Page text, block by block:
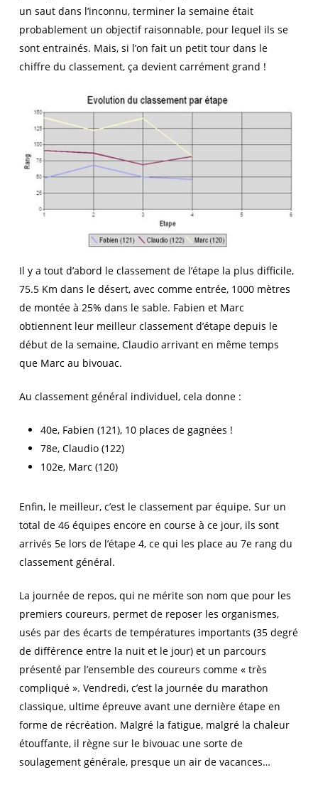
un saut dans l’inconnu, terminer la semaine était
probablement un objectif raisonnable, pour lequel ils se
sont entrainés. Mais, si l’on fait un petit tour dans le
chiffre du classement, ça devient carrément grand !
Il y a tout d’abord le classement de l’étape la plus difficile,
75.5 Km dans le désert, avec comme entrée, 1000 mètres
de montée à 25% dans le sable. Fabien et Marc
obtiennent leur meilleur classement d’étape depuis le
début de la semaine, Claudio arrivant en même temps
que Marc au bivouac.
Au classement général individuel, cela donne :
40e, Fabien (121), 10 places de gagnées !
78e, Claudio (122)
102e, Marc (120)
Enfin, le meilleur, c’est le classement par équipe. Sur un
total de 46 équipes encore en course à ce jour, ils sont
arrivés 5e lors de l’étape 4, ce qui les place au 7e rang du
classement général.
La journée de repos, qui ne mérite son nom que pour les
premiers coureurs, permet de reposer les organismes,
usés par des écarts de températures importants (35 degré
de différence entre la nuit et le jour) et un parcours
présenté par l’ensemble des coureurs comme « très
compliqué ». Vendredi, c’est la journée du marathon
classique, ultime épreuve avant une dernière étape en
forme de récréation. Malgré la fatigue, malgré la chaleur
étouffante, il règne sur le bivouac une sorte de
soulagement générale, presque un air de vacances…